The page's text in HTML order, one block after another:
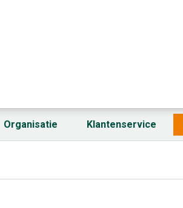
Organisatie Klantenservice